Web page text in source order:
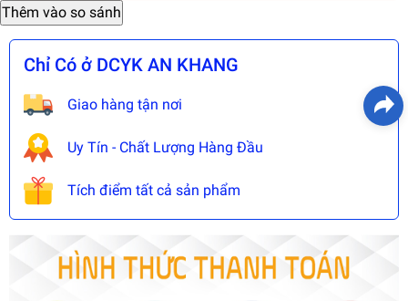
Chỉ Có ở DCYK AN KHANG
Giao hàng tận nơi
Uy Tín - Chất Lượng Hàng Đầu
Tích điểm tất cả sản phẩm